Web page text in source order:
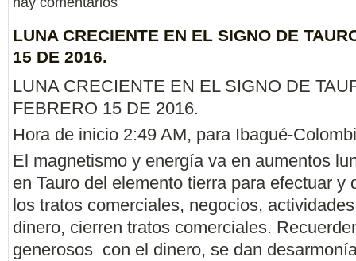
LUNA CRECIENTE EN EL SIGNO DE
15 DE 2016.
LUNA CRECIENTE EN EL SIGNO DE
FEBRERO 15 DE 2016.
Hora de inicio 2:49 AM, para Ibagué-
El magnetismo y energía va en aumentos
en Tauro del elemento tierra para efectuar y
los tratos comerciales, negocios,
dinero, cierren tratos comerciales.
generosos con el dinero, se dan